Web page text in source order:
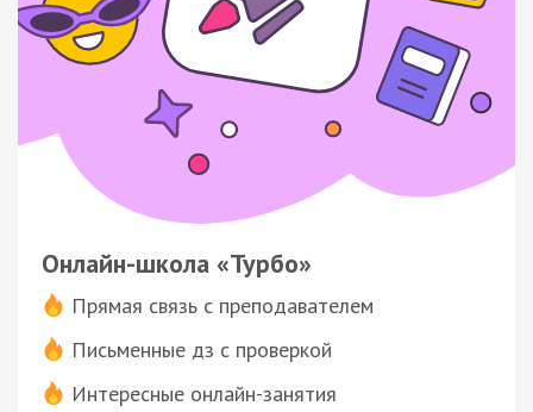
Онлайн-школа «Турбо»
Прямая связь с преподавателем
Письменные дз с проверкой
Интересные онлайн-занятия